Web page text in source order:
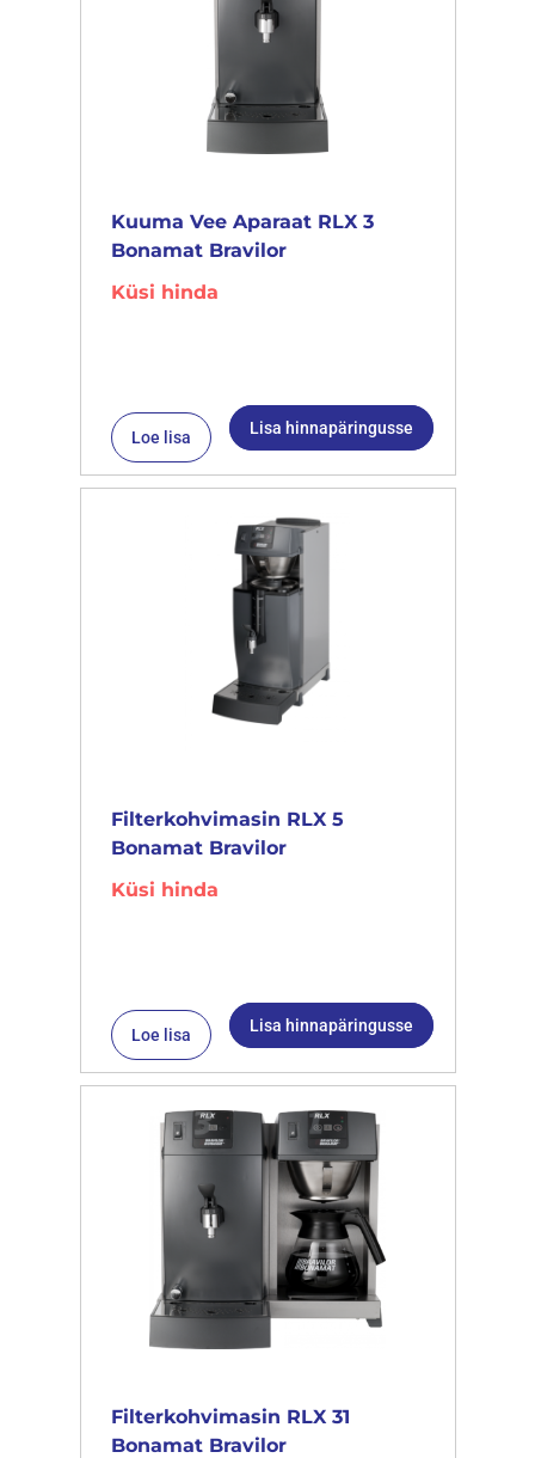
Kuuma Vee Aparaat RLX 3
Bonamat Bravilor
Küsi hinda
Loe lisa Lisa hinnapäringusse
Filterkohvimasin RLX 5
Bonamat Bravilor
Küsi hinda
Loe lisa Lisa hinnapäringusse
Filterkohvimasin RLX 31
Bonamat Bravilor